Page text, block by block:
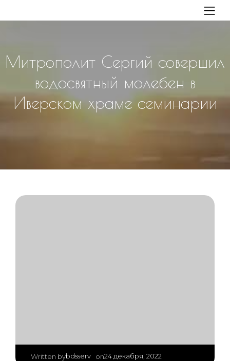
Митрополит Сергий совершил
водосвятный молебен в
Иверском храме семинарии
Written bybdsserv on24 декабря, 2022